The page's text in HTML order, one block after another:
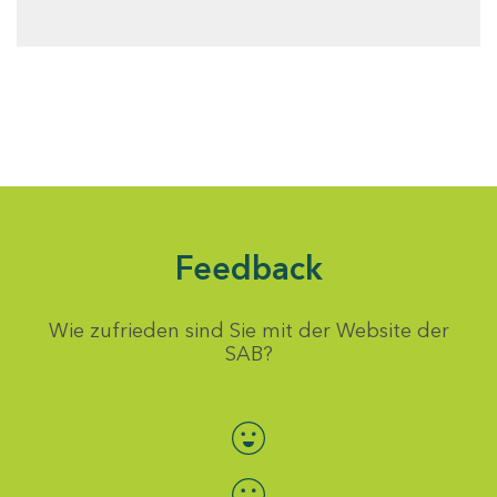
Feedback
Wie zufrieden sind Sie mit der Website der
SAB?
Bewertung auswählen